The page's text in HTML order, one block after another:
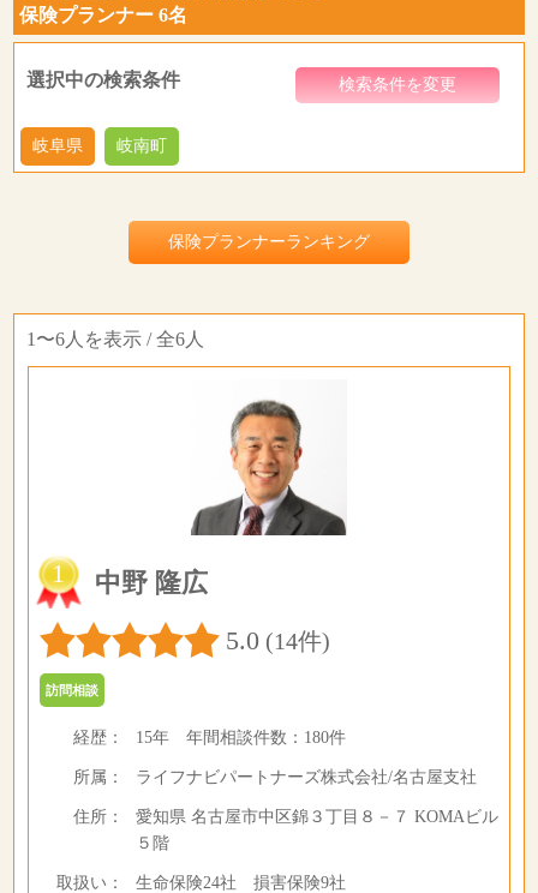
保険プランナー 6名
選択中の検索条件 検索条件を変更
岐阜県 岐南町
保険プランナーランキング
1〜6人を表示 / 全6人
1
中野 隆広
5.0 (14件)
訪問相談
経歴： 15年年間相談件数： 180件
所属： ライフナビパートナーズ株式会社/名古屋支社
住所：
愛知県 名古屋市中区錦３丁目８－７ KOMAビル
５階
取扱い： 生命保険24社 損害保険9社